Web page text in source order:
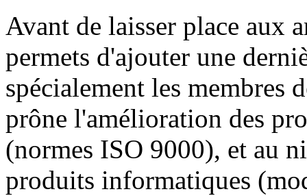
Avant de laisser place aux
permets d'ajouter une
spécialement les membres
prône l'amélioration des
(normes ISO 9000), et au
produits informatiques